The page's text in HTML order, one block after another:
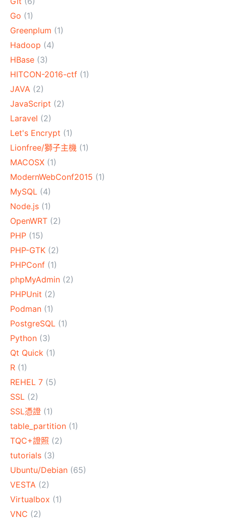
Go (1)
Greenplum (1)
Hadoop (4)
HBase (3)
HITCON-2016-ctf (1)
JAVA (2)
JavaScript (2)
Laravel (2)
Let's Encrypt (1)
Lionfree/獅子主機 (1)
MACOSX (1)
ModernWebConf2015 (1)
MySQL (4)
Node.js (1)
OpenWRT (2)
PHP (15)
PHP-GTK (2)
PHPConf (1)
phpMyAdmin (2)
PHPUnit (2)
Podman (1)
PostgreSQL (1)
Python (3)
Qt Quick (1)
R (1)
REHEL 7 (5)
SSL (2)
SSL憑證 (1)
table_partition (1)
TQC+證照 (2)
tutorials (3)
Ubuntu/Debian (65)
VESTA (2)
Virtualbox (1)
VNC (2)